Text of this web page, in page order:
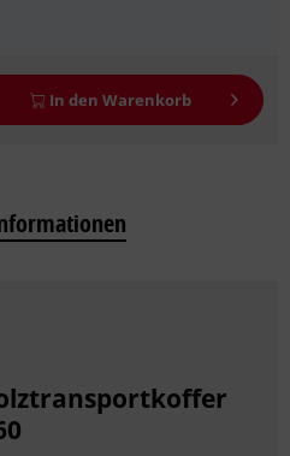
In den Warenkorb